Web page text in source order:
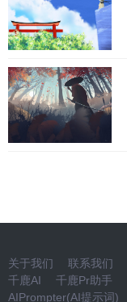
关于我们 联系我们
千鹿AI
千鹿Pr助手
AIPrompter(AI提示词)